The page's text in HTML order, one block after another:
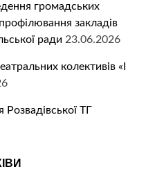
громадських
закладів
ради 23.06.2026
колективів «І
Розвадівської ТГ